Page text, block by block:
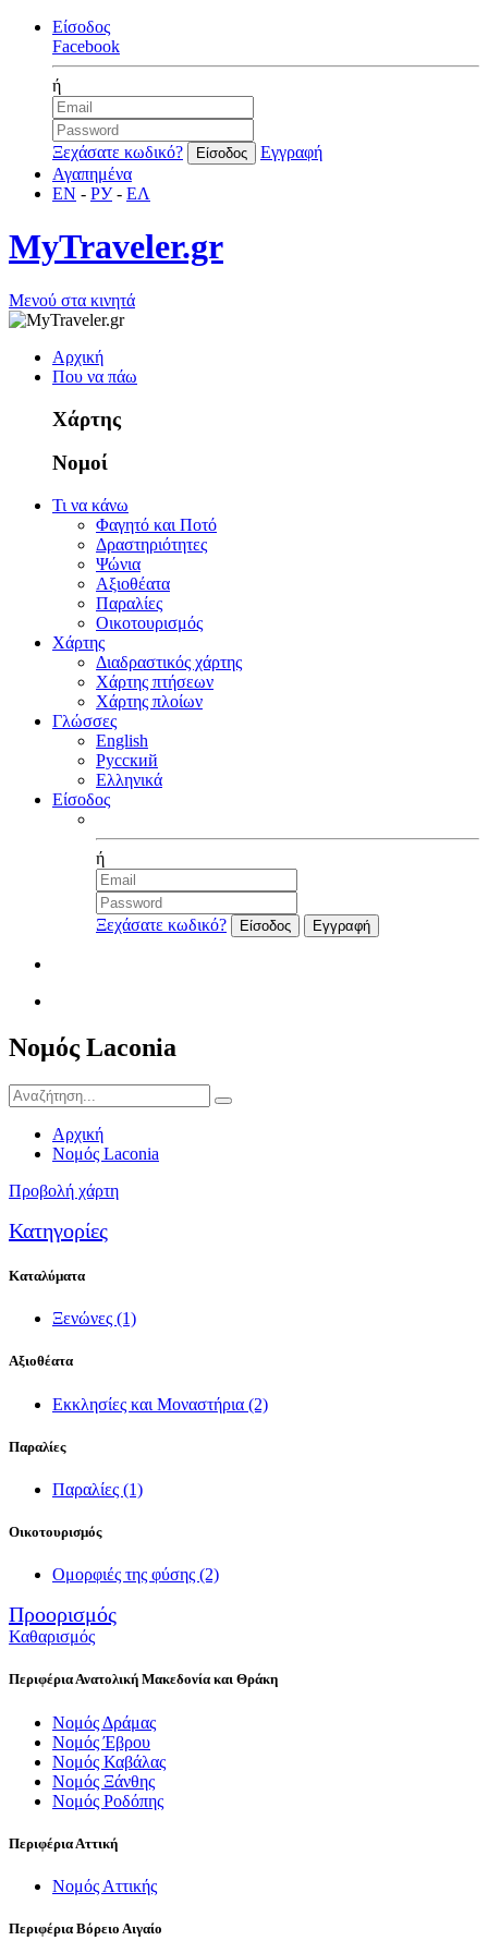
Είσοδος
Facebook
ή
Ξεχάσατε κωδικό?
Εγγραφή
Αγαπημένα
EN - РУ- ΕΛ
MyTraveler.gr
Μενού στα κινητά
Αρχική
Που να πάω
Χάρτης
Νομοί
Τι να κάνω
Φαγητό και Ποτό
Δραστηριότητες
Ψώνια
Αξιοθέατα
Παραλίες
Οικοτουρισμός
Χάρτης
Διαδραστικός χάρτης
Χάρτης πτήσεων
Χάρτης πλοίων
Γλώσσες
English
Русский
Ελληνικά
Είσοδος
ή
Ξεχάσατε κωδικό?
Νομός Laconia
Αρχική
Νομός Laconia
Προβολή χάρτη
Κατηγορίες
Καταλύματα
Ξενώνες (1)
Αξιοθέατα
Εκκλησίες και Μοναστήρια (2)
Παραλίες
Παραλίες (1)
Οικοτουρισμός
Ομορφιές της φύσης (2)
Προορισμός
Καθαρισμός
Περιφέρια Ανατολική Μακεδονία και Θράκη
Νομός Δράμας
Νομός Έβρου
Νομός Καβάλας
Νομός Ξάνθης
Νομός Ροδόπης
Περιφέρια Αττική
Νομός Αττικής
Περιφέρια Βόρειο Αιγαίο